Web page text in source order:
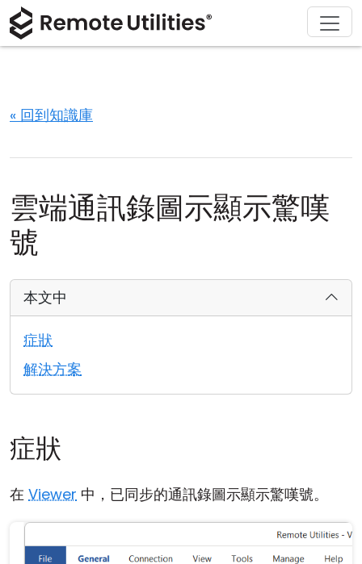
« 回到知識庫
雲端通訊錄圖示顯示驚嘆
號
本文中
症狀
解決方案
症狀
在 Viewer 中，已同步的通訊錄圖示顯示驚嘆號。
產品
連接模式
無人值守訪問
活動目錄支援
MSI 配置
雲端與內部部署
解決方案
資訊技術
下載
購買
支援
關於